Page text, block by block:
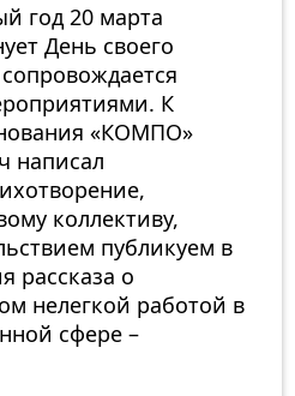
год 20 марта
День своего
К
«КОМПО»
написал
коллективу,
публикуем в
рассказа о
нелегкой работой в
сфере –